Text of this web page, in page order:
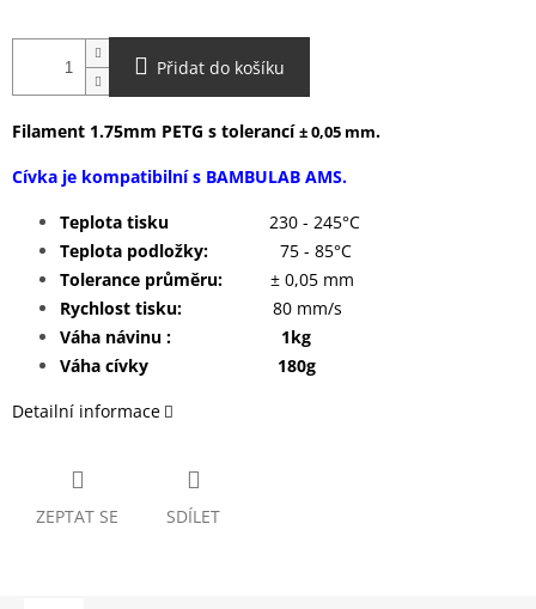
Přidat do košíku
Filament 1.75mm PETG s tolerancí± 0,05 mm.
Cívka je kompatibilní s BAMBULAB AMS.
Teplota tisku 230 - 245°C
Teplota podložky:
75 - 85°C
Tolerance průměru:
± 0,05 mm
Rychlost tisku:
80 mm/s
Váha návinu : 1kg
Váha cívky 180g
Detailní informace
ZEPTAT SE SDÍLET